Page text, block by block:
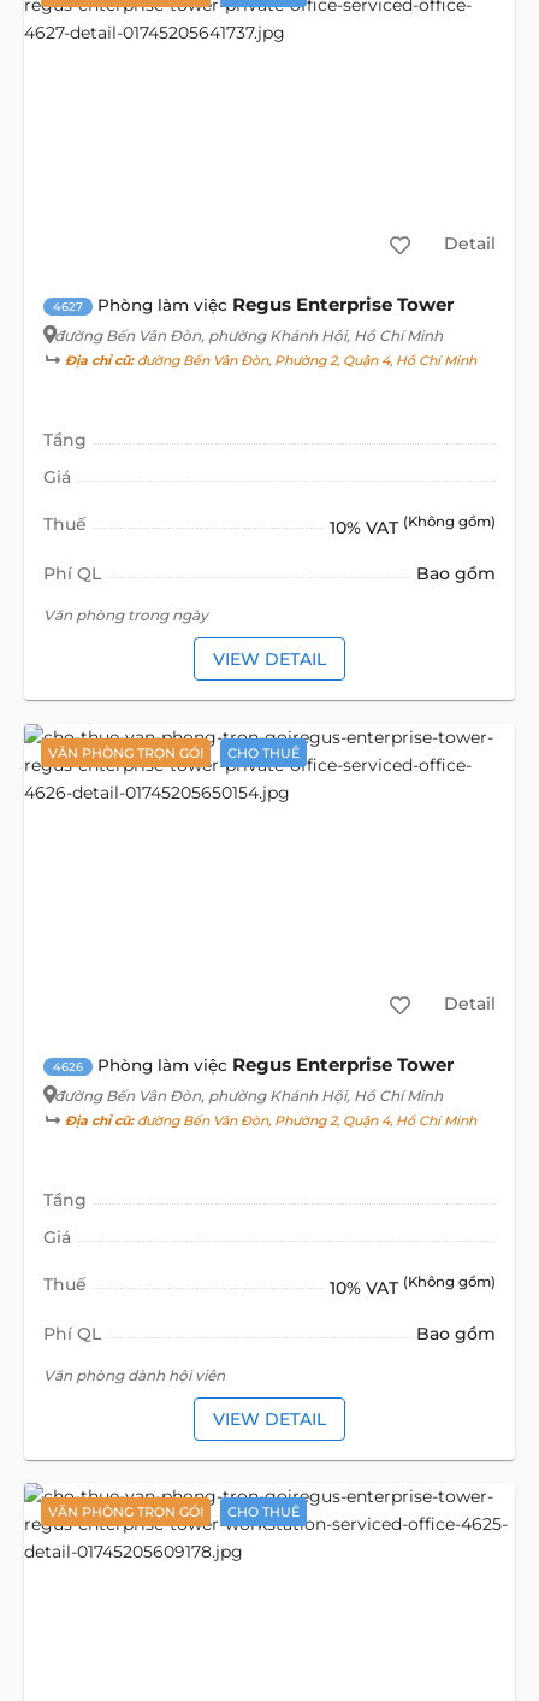
Detail
4627 Phòng làm việc Regus Enterprise Tower
đường Bến Vân Đòn, phường Khánh Hội, Hồ Chí Minh
Địa chỉ cũ:đường Bến Vân Đòn, Phường 2, Quận 4, Hồ Chí Minh
Tầng
Giá
Thuế 10% VAT (Không gồm)
Phí QL Bao gồm
Văn phòng trong ngày
VIEW DETAIL
VĂN PHÒNG TRỌN GÓI CHO THUÊ
Detail
4626 Phòng làm việc Regus Enterprise Tower
đường Bến Vân Đòn, phường Khánh Hội, Hồ Chí Minh
Địa chỉ cũ:đường Bến Vân Đòn, Phường 2, Quận 4, Hồ Chí Minh
Tầng
Giá
Thuế 10% VAT (Không gồm)
Phí QL Bao gồm
Văn phòng dành hội viên
VIEW DETAIL
VĂN PHÒNG TRỌN GÓI CHO THUÊ